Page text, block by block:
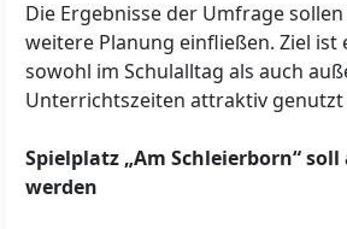
Die Ergebnisse der Umfrage
weitere Planung einfließen. Ziel ist
sowohl im Schulalltag als auch
Unterrichtszeiten attraktiv
Spielplatz „Am Schleierborn“
werden